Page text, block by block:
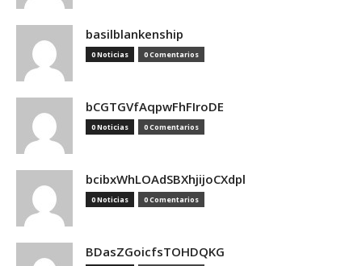
basilblankenship
0 Noticias 0 Comentarios
bCGTGVfAqpwFhFIroDE
0 Noticias 0 Comentarios
bcibxWhLOAdSBXhjijoCXdpl
0 Noticias 0 Comentarios
BDasZGoicfsTOHDQKG